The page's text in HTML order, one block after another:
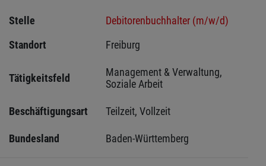
Stelle
Debitorenbuchhalter (m/w/d)
Standort
Freiburg
Tätigkeitsfeld
Management & Verwaltung,
Soziale Arbeit
Beschäftigungsart Teilzeit, Vollzeit
Bundesland Baden-Württemberg